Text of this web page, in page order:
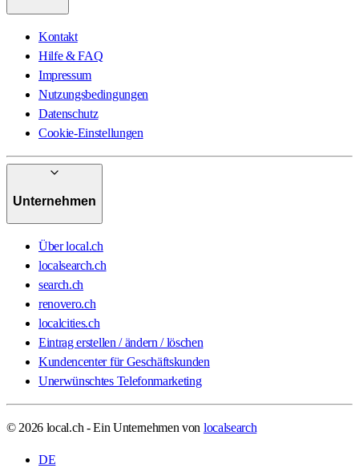
Kontakt
Hilfe & FAQ
Impressum
Nutzungsbedingungen
Datenschutz
Cookie-Einstellungen
Unternehmen
Über local.ch
localsearch.ch
search.ch
renovero.ch
localcities.ch
Eintrag erstellen / ändern / löschen
Kundencenter für Geschäftskunden
Unerwünschtes Telefonmarketing
© 2026 local.ch - Ein Unternehmen von localsearch
DE